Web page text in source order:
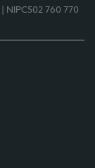
| NIPC502 760 770